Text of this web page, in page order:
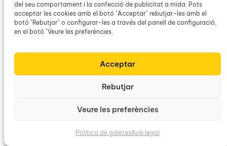
del seu comportament i la confecció de publicitat a mida. Pots
acceptar les cookies amb el botó "Acceptar" rebutjar-les amb el
botó "Rebutjar" o configurar-les a través del panell de configuració,
en el botó "Veure les preferències.
Acceptar
Rebutjar
Veure les preferències
Política de galetesAvís legal
Obra Cultural Balear